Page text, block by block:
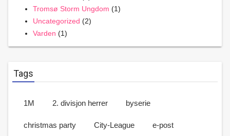
Tromsø Storm Ungdom (1)
Uncategorized (2)
Varden (1)
Tags
1M 2. divisjon herrer byserie
christmas party City-League e-post